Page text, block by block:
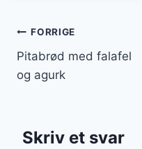
FORRIGE
Pitabrød med falafel
og agurk
Skriv et svar